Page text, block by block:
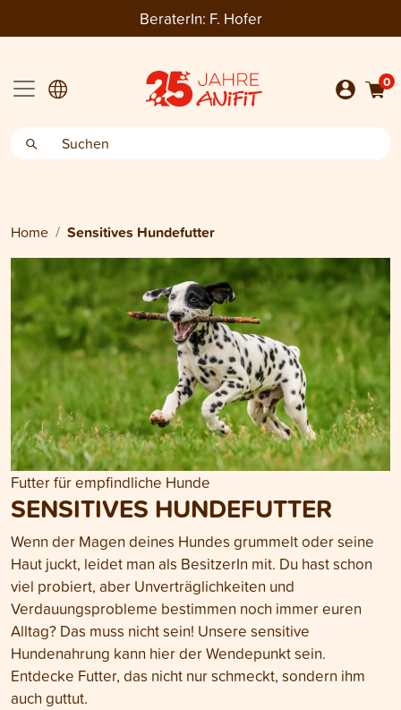
BeraterIn: F. Hofer
0
Home Sensitives Hundefutter
Futter für empfindliche Hunde
SENSITIVES HUNDEFUTTER
Wenn der Magen deines Hundes grummelt oder seine
Haut juckt, leidet man als BesitzerIn mit. Du hast schon
viel probiert, aber Unverträglichkeiten und
Verdauungsprobleme bestimmen noch immer euren
Alltag? Das muss nicht sein! Unsere sensitive
Hundenahrung kann hier der Wendepunkt sein.
Entdecke Futter, das nicht nur schmeckt, sondern ihm
auch guttut.